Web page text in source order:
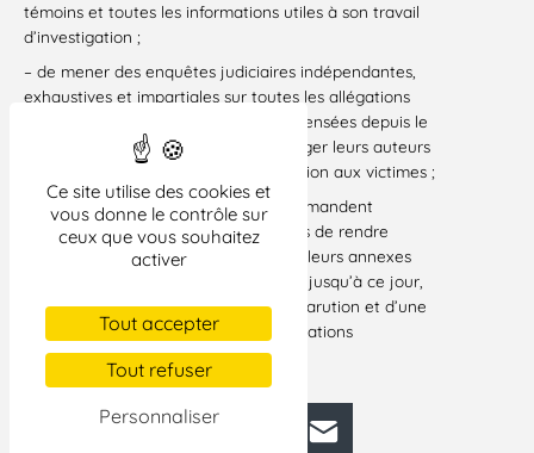
Ce site utilise des cookies et
vous donne le contrôle sur
ceux que vous souhaitez
activer
Tout accepter
Tout refuser
Personnaliser
témoins et toutes les informations utiles à son travail
d’investigation ;
– de mener des enquêtes judiciaires indépendantes,
exhaustives et impartiales sur toutes les allégations
d’atteintes aux droits de l’homme recensées depuis le
début de la crise ivoirienne afin de juger leurs auteurs
et responsables et d’apporter réparation aux victimes ;
Enfin, les organisations signataires demandent
instamment aux instances onusiennes de rendre
publiques les différentes enquêtes et leurs annexes
qu’elles ont mené par le passé et qui, jusqu’à ce jour,
ont fait l’objet de blocage dans leur parution et d’une
absence de suivi de leurs recommandations
25 mai 2011
Facebook
BlueskyMastodonLinkedIn